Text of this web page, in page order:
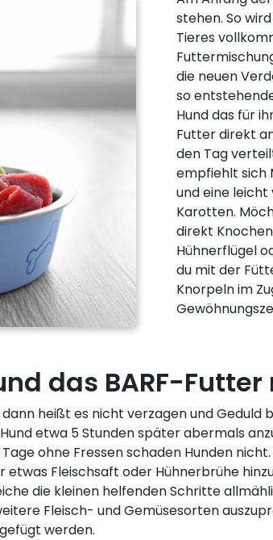
stehen. So
Tieres
die neuen
so
Hund das für
Futter direkt
den Tag
empfiehlt sich
und eine leicht
Karotten.
direkt
Hühnerflügel
du mit der
Knorpeln im
das BARF-
heißt es nicht verzagen und Geduld
etwa 5 Stunden später abermals
ohne Fressen schaden Hunden
Fleischsaft oder Hühnerbrühe
die kleinen helfenden Schritte
Fleisch- und Gemüsesorten
werden.